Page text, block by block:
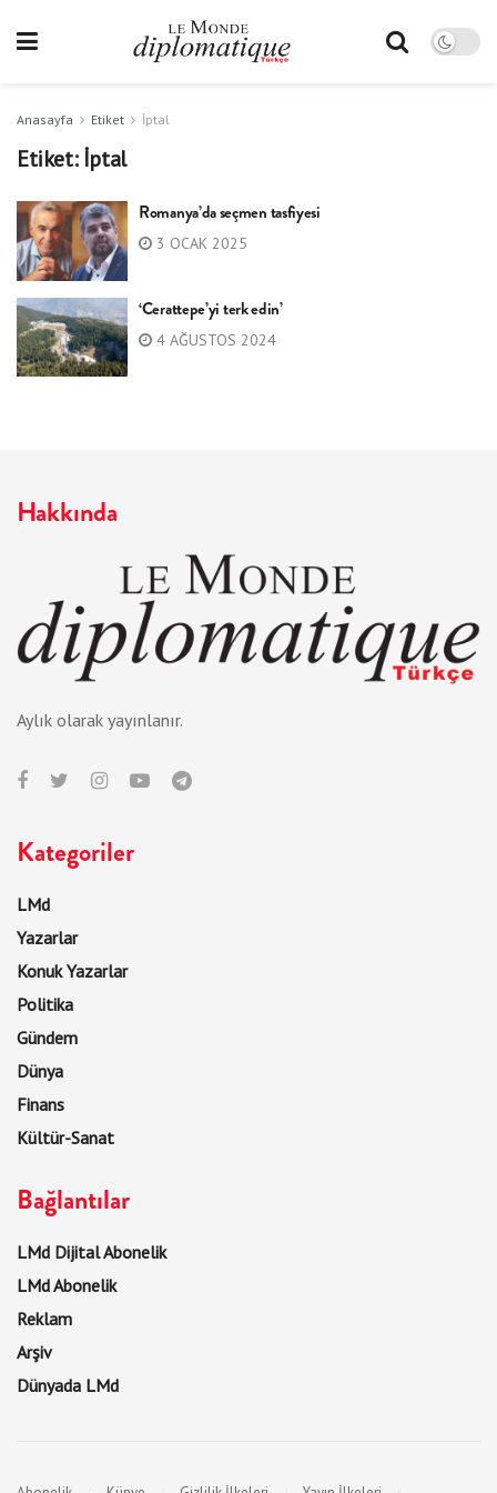
Anasayfa Etiket İptal
Etiket:İptal
Romanya’da seçmen tasfiyesi
3 OCAK 2025
‘Cerattepe’yi terk edin’
4 AĞUSTOS 2024
Hakkında
Aylık olarak yayınlanır.
Kategoriler
LMd
Yazarlar
Konuk Yazarlar
Politika
Gündem
Dünya
Finans
Kültür-Sanat
Bağlantılar
LMd Dijital Abonelik
LMd Abonelik
Reklam
Arşiv
Dünyada LMd